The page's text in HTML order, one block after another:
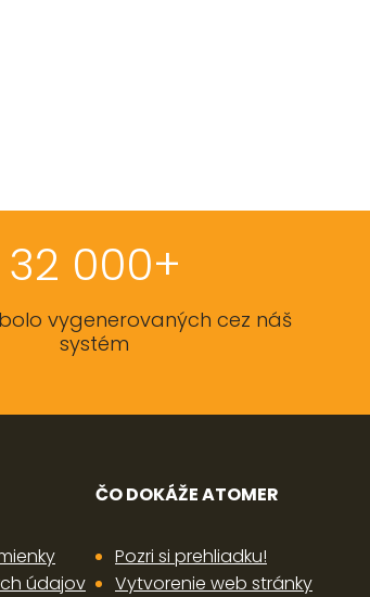
32 000+
vygenerovaných cez náš
systém
údajov
ČO DOKÁŽE ATOMER
Pozri si prehliadku!
Vytvorenie web stránky